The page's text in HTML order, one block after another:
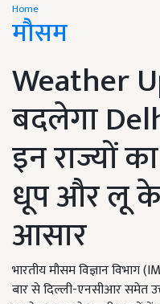
Home
मौसम
Weather
बदलेगा
इन राज्यों
धूप और लू के
आसार
भारतीय मौसम विज्ञान विभाग
बार से दिल्ली-एनसीआर समेत